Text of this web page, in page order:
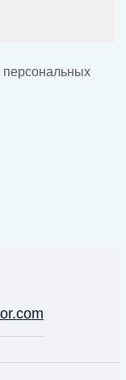
персональных